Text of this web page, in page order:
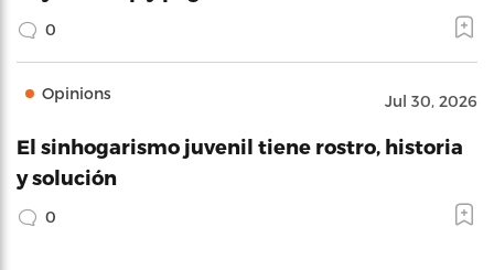
0
Opinions Jul 30, 2026
El sinhogarismo juvenil tiene rostro, historia
y solución
0